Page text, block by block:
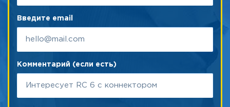
Введите email
Комментарий (если есть)